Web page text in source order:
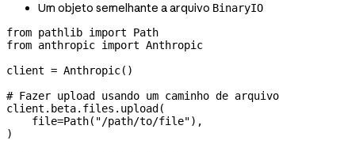
Um objeto semelhante a arquivo BinaryIO
from pathlib import Path
from anthropic import Anthropic
client = Anthropic()
# Fazer upload usando um caminho de arquivo
client.beta.files.upload(
    file
=Path( "/path/to/file"),
)